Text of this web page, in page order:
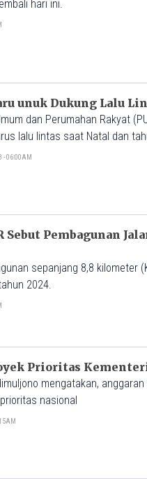
hari ini.
unuk Dukung Lalu
dan Perumahan Rakyat
lalu lintas saat Natal dan
- 06:00AM
Pembagunan
sepanjang 8,8 kilometer
2024.
Prioritas
mengatakan,
nasional